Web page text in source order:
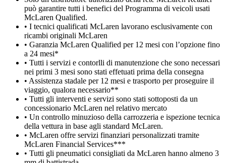
può garantire tutti i benefici del Programma di veicoli usati
McLaren Qualified.
• I tecnici qualificati McLaren lavorano esclusivamente con
ricambi originali McLaren
• Garanzia McLaren Qualified per 12 mesi con l’opzione fino
a 24 mesi*
• Tutti i servizi e contorlli di manutenzione che sono necessari
nei primi 3 mesi sono stati effetuati prima della consegna
• Assistenza stadale per 12 mesi e trasporto per proseguire il
viaggio, qualora necessario**
• Tutti gli interventi e servizi sono stati sottoposti da un
concessionario McLaren nel relativo mercato
• Un controllo minuzioso della carrozzeria e ispezione tecnica
della vettura in base agli standard McLaren.
• McLaren offre servizi finanziari personalizzati tramite
McLaren Financial Services***
• Tutti gli pneumatici consigliati da McLaren hanno almeno 3